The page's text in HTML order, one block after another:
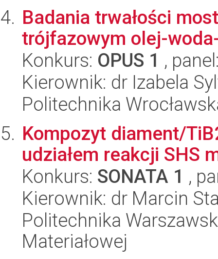
Badania trwałości
trójfazowym olej-woda-
Konkurs: OPUS 1 ,
Kierownik: dr Izabela
Politechnika
Kompozyt diament/
udziałem reakcji SHS
Konkurs: SONATA 1 ,
Kierownik: dr Marcin
Politechnika
Materiałowej